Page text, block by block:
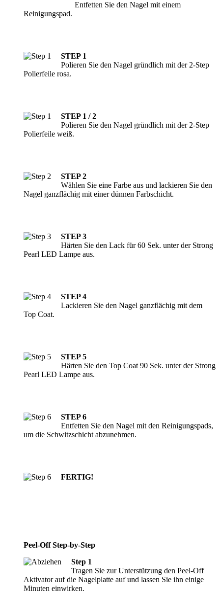
Entfetten Sie den Nagel mit einem
Reinigungspad.
STEP 1
Polieren Sie den Nagel gründlich mit der 2-Step
Polierfeile rosa.
STEP 1 / 2
Polieren Sie den Nagel gründlich mit der 2-Step
Polierfeile weiß.
STEP 2
Wählen Sie eine Farbe aus und lackieren Sie den
Nagel ganzflächig mit einer dünnen Farbschicht.
STEP 3
Härten Sie den Lack für 60 Sek. unter der Strong
Pearl LED Lampe aus.
STEP 4
Lackieren Sie den Nagel ganzflächig mit dem
Top Coat.
STEP 5
Härten Sie den Top Coat 90 Sek. unter der Strong
Pearl LED Lampe aus.
STEP 6
Entfetten Sie den Nagel mit den Reinigungspads,
um die Schwitzschicht abzunehmen.
FERTIG!
Peel-Off Step-by-Step
Step 1
Tragen Sie zur Unterstützung den Peel-Off
Aktivator auf die Nagelplatte auf und lassen Sie ihn einige
Minuten einwirken.